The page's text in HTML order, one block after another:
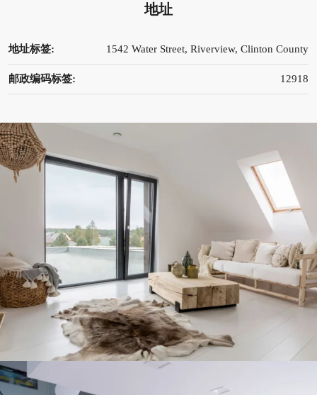
地址
地址标签: 1542 Water Street, Riverview, Clinton County
邮政编码标签: 12918